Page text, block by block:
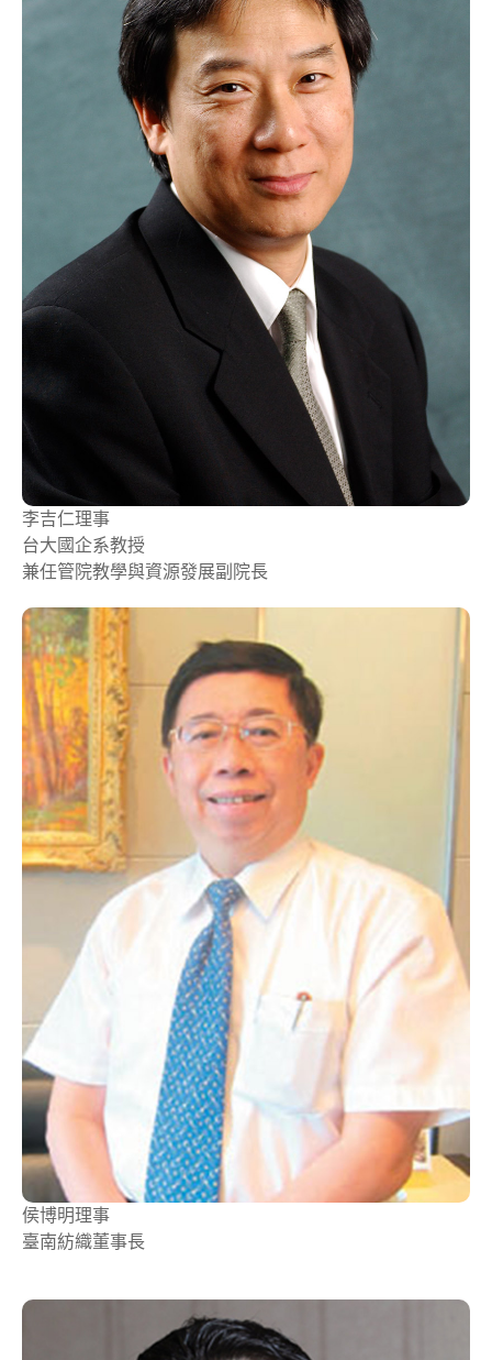
李吉仁理事
台大國企系教授
兼任管院教學與資源發展副院長
侯博明理事
臺南紡織董事長